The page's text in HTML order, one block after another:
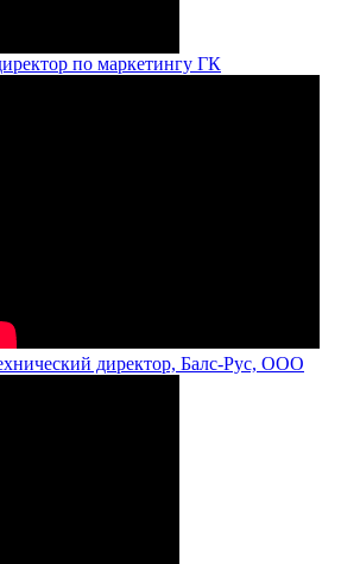
по маркетингу ГК
директор, Балс-Рус, ООО